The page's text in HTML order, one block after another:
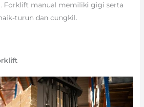
Forklift manual memiliki gigi serta
turun dan cungkil.